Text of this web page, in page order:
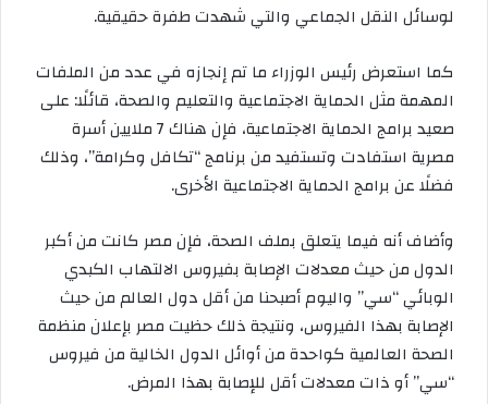
لوسائل النقل الجماعي والتي شهدت طفرة حقيقية.
كما استعرض رئيس الوزراء ما تم إنجازه في عدد من الملفات
المهمة مثل الحماية الاجتماعية والتعليم والصحة، قائلًا: على
صعيد برامج الحماية الاجتماعية، فإن هناك 7 ملايين أسرة
مصرية استفادت وتستفيد من برنامج “تكافل وكرامة”، وذلك
فضلًا عن برامج الحماية الاجتماعية الأخرى.
وأضاف أنه فيما يتعلق بملف الصحة، فإن مصر كانت من أكبر
الدول من حيث معدلات الإصابة بفيروس الالتهاب الكبدي
الوبائي “سي” واليوم أصبحنا من أقل دول العالم من حيث
الإصابة بهذا الفيروس، ونتيجة ذلك حظيت مصر بإعلان منظمة
الصحة العالمية كواحدة من أوائل الدول الخالية من فيروس
“سي” أو ذات معدلات أقل للإصابة بهذا المرض.